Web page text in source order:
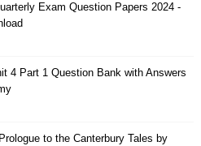
Exam Question Papers 2024 -
4 Part 1 Question Bank with Answers
to the Canterbury Tales by